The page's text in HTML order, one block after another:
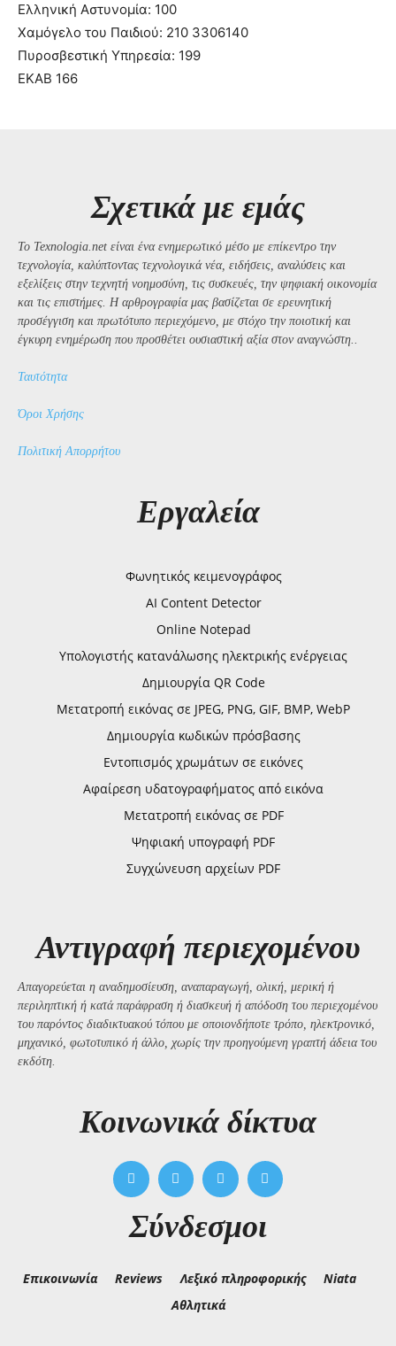
Ελληνική Αστυνομία: 100
Χαμόγελο του Παιδιού: 210 3306140
Πυροσβεστική Υπηρεσία: 199
ΕΚΑΒ 166
Σχετικά με εμάς
Το Texnologia.net είναι ένα ενημερωτικό μέσο με επίκεντρο την
τεχνολογία, καλύπτοντας τεχνολογικά νέα, ειδήσεις, αναλύσεις και
εξελίξεις στην τεχνητή νοημοσύνη, τις συσκευές, την ψηφιακή οικονομία
και τις επιστήμες. Η αρθρογραφία μας βασίζεται σε ερευνητική
προσέγγιση και πρωτότυπο περιεχόμενο, με στόχο την ποιοτική και
έγκυρη ενημέρωση που προσθέτει ουσιαστική αξία στον αναγνώστη..
Ταυτότητα
Όροι Χρήσης
Πολιτική Απορρήτου
Εργαλεία
Φωνητικός κειμενογράφος
AI Content Detector
Online Notepad
Υπολογιστής κατανάλωσης ηλεκτρικής ενέργειας
Δημιουργία QR Code
Μετατροπή εικόνας σε JPEG, PNG, GIF, BMP, WebP
Δημιουργία κωδικών πρόσβασης
Εντοπισμός χρωμάτων σε εικόνες
Αφαίρεση υδατογραφήματος από εικόνα
Μετατροπή εικόνας σε PDF
Ψηφιακή υπογραφή PDF
Συγχώνευση αρχείων PDF
Αντιγραφή περιεχομένου
Απαγορεύεται η αναδημοσίευση, αναπαραγωγή, ολική, μερική ή
περιληπτική ή κατά παράφραση ή διασκευή ή απόδοση του περιεχομένου
του παρόντος διαδικτυακού τόπου με οποιονδήποτε τρόπο, ηλεκτρονικό,
μηχανικό, φωτοτυπικό ή άλλο, χωρίς την προηγούμενη γραπτή άδεια του
εκδότη.
Kοινωνικά δίκτυα
Σύνδεσμοι
Επικοινωνία Reviews Λεξικό πληροφορικής
Niata
Αθλητικά